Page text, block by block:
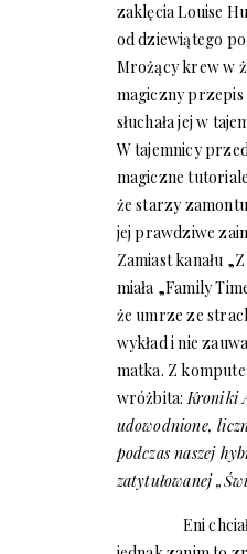
zaklęcia Louise
od dziewiątego
Mrożący krew w
magiczny przepis
słuchała jej w
W tajemnicy
magiczne
że starzy
jej prawdziwe
Zamiast kanału
miała „Family
że umrze ze
wykład i nie
matka. Z
wróżbita:Kroniki
udowodnione,
podczas naszej
zatytułowanej
Eni